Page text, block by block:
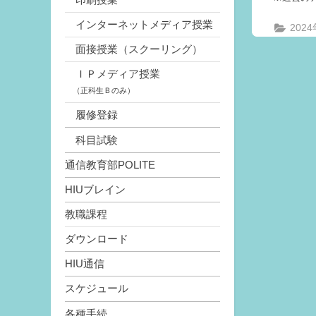
2024
インターネットメディア授業
面接授業（スクーリング）
ＩＰメディア授業
（正科生Ｂのみ）
履修登録
科目試験
通信教育部POLITE
HIUブレイン
教職課程
ダウンロード
HIU通信
スケジュール
各種手続